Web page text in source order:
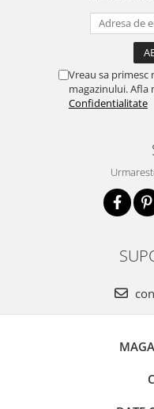
Vreau sa
magazinului. Afla
Confidentialitate